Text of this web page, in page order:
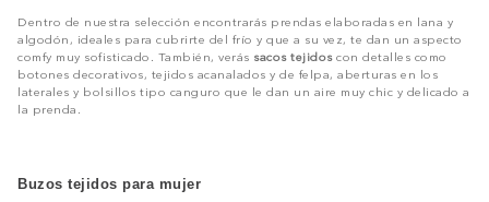
Dentro de nuestra selección encontrarás prendas elaboradas en lana y
algodón, ideales para cubrirte del frío y que a su vez, te dan un aspecto
comfy muy sofisticado. También, verás sacos tejidoscon detalles como
botones decorativos, tejidos acanalados y de felpa, aberturas en los
laterales y bolsillos tipo canguro que le dan un aire muy chic y delicado a
la prenda.
Buzos tejidos para mujer